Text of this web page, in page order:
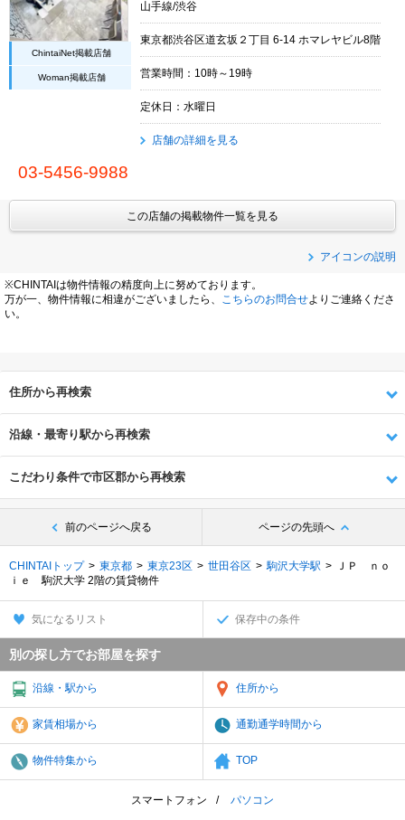
ChintaiNet掲載店舗
Woman掲載店舗
山手線/渋谷
東京都渋谷区道玄坂２丁目 6-14 ホマレヤビル8階
営業時間：10時～19時
定休日：水曜日
店舗の詳細を見る
03-5456-9988
この店舗の掲載物件一覧を見る
アイコンの説明
※CHINTAIは物件情報の精度向上に努めております。
万が一、物件情報に相違がございましたら、
こちらのお問合せよりご連絡くださ
い。
住所から再検索
沿線・最寄り駅から再検索
こだわり条件で市区郡から再検索
前のページへ戻る ページの先頭へ
CHINTAIトップ 東京都 東京23区 世田谷区 駒沢大学駅
ＪＰ ｎｏ
ｉｅ 駒沢大学 2階の賃貸物件
気になるリスト 保存中の条件
別の探し方でお部屋を探す
沿線・駅から 住所から
家賃相場から 通勤通学時間から
物件特集から TOP
スマートフォン パソコン